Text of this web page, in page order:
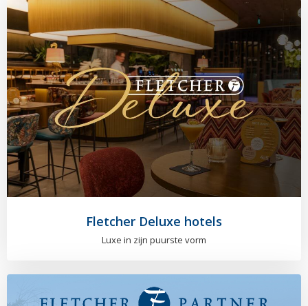
Fletcher Deluxe hotels
Luxe in zijn puurste vorm